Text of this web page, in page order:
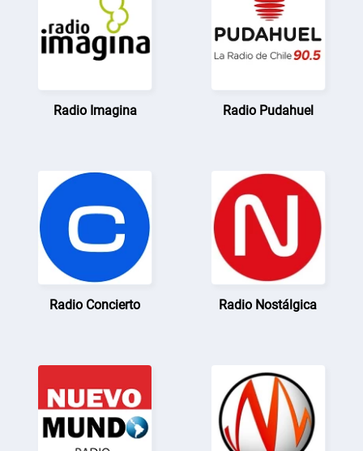
Radio Imagina Radio Pudahuel
Radio Concierto Radio Nostálgica